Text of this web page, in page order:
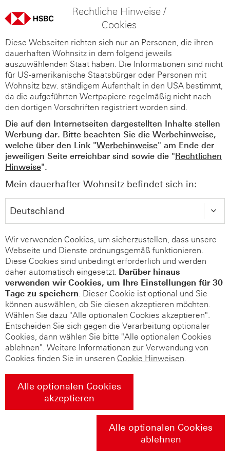
Rechtliche Hinweise /
Cookies
Diese Webseiten richten sich nur an Personen, die ihren
dauerhaften Wohnsitz in dem folgend jeweils
auszuwählenden Staat haben. Die Informationen sind nicht
für US-amerikanische Staatsbürger oder Personen mit
Wohnsitz bzw. ständigem Aufenthalt in den USA bestimmt,
da die aufgeführten Wertpapiere regelmäßig nicht nach
den dortigen Vorschriften registriert worden sind.
Die auf den Internetseiten dargestellten Inhalte stellen
Werbung dar. Bitte beachten Sie die Werbehinweise,
welche über den Link "Werbehinweise" am Ende der
jeweiligen Seite erreichbar sind sowie die "Rechtlichen
Hinweise".
Mein dauerhafter Wohnsitz befindet sich in:
Wir verwenden Cookies, um sicherzustellen, dass unsere
Webseite und Dienste ordnungsgemäß funktionieren.
Diese Cookies sind unbedingt erforderlich und werden
daher automatisch eingesetzt. Darüber hinaus
verwenden wir Cookies, um Ihre Einstellungen für 30
Tage zu speichern. Dieser Cookie ist optional und Sie
können auswählen, ob Sie diesen akzeptieren möchten.
Wählen Sie dazu "Alle optionalen Cookies akzeptieren".
Entscheiden Sie sich gegen die Verarbeitung optionaler
Cookies, dann wählen Sie bitte "Alle optionalen Cookies
ablehnen". Weitere Informationen zur Verwendung von
Cookies finden Sie in unseren Cookie Hinweisen.
Alle optionalen Cookies
akzeptieren
Alle optionalen Cookies
ablehnen